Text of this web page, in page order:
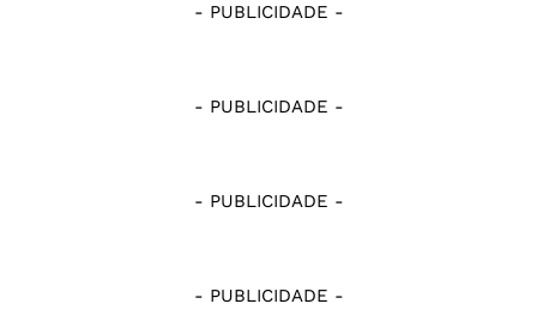
- PUBLICIDADE -
- PUBLICIDADE -
- PUBLICIDADE -
- PUBLICIDADE -